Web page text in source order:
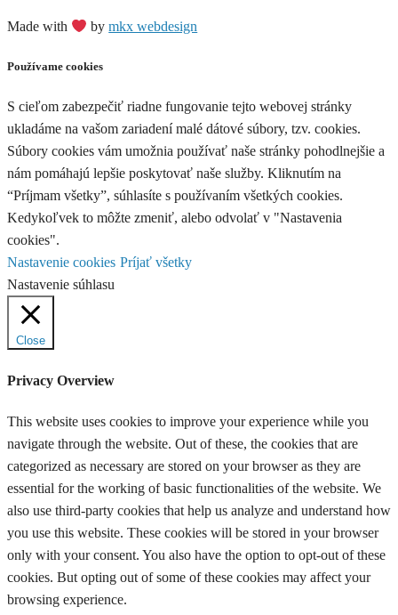
Made with bymkx webdesign
Používame cookies
S cieľom zabezpečiť riadne fungovanie tejto webovej stránky
ukladáme na vašom zariadení malé dátové súbory, tzv. cookies.
Súbory cookies vám umožnia používať naše stránky pohodlnejšie a
nám pomáhajú lepšie poskytovať naše služby. Kliknutím na
“Príjmam všetky”, súhlasíte s používaním všetkých cookies.
Kedykoľvek to môžte zmeniť, alebo odvolať v "Nastavenia
cookies".
Nastavenie cookies Príjať všetky
Nastavenie súhlasu
Close
Privacy Overview
This website uses cookies to improve your experience while you
navigate through the website. Out of these, the cookies that are
categorized as necessary are stored on your browser as they are
essential for the working of basic functionalities of the website. We
also use third-party cookies that help us analyze and understand how
you use this website. These cookies will be stored in your browser
only with your consent. You also have the option to opt-out of these
cookies. But opting out of some of these cookies may affect your
browsing experience.